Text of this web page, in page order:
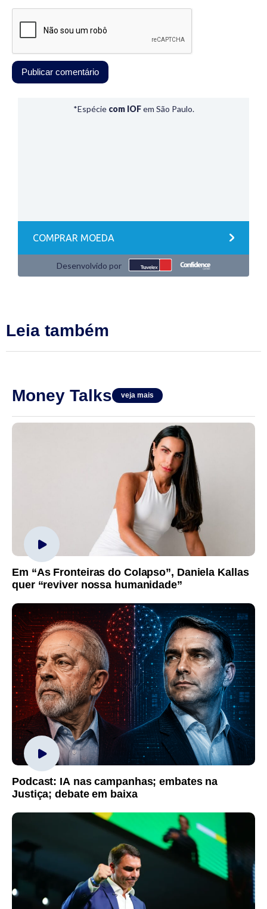
Leia também
Money Talks veja mais
Em “As Fronteiras do Colapso”, Daniela Kallas
quer “reviver nossa humanidade”
Podcast: IA nas campanhas; embates na
Justiça; debate em baixa